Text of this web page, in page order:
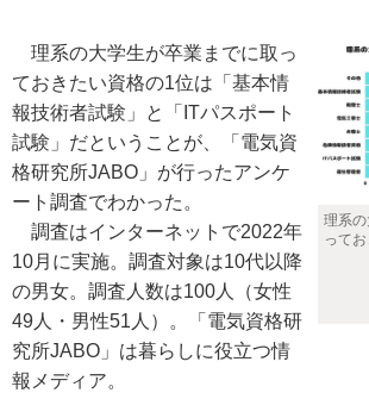
理系
って
理系の大学生が卒業までに取っ
ておきたい資格の1位は「基本情
報技術者試験」と「ITパスポート
試験」だということが、「電気資
格研究所JABO」が行ったアンケ
ート調査でわかった。
調査はインターネットで2022年
10月に実施。調査対象は10代以降
の男女。調査人数は100人（女性
49人・男性51人）。「電気資格研
究所JABO」は暮らしに役立つ情
報メディア。